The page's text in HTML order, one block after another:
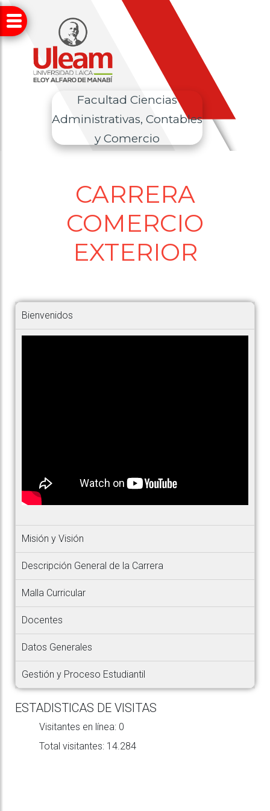
Facultad Ciencias
Administrativas, Contables
y Comercio
CARRERA
COMERCIO
EXTERIOR
Bienvenidos
Misión y Visión
Descripción General de la Carrera
Malla Curricular
Docentes
Datos Generales
Gestión y Proceso Estudiantil
ESTADISTICAS DE VISITAS
Visitantes en línea: 0
Total visitantes: 14.284